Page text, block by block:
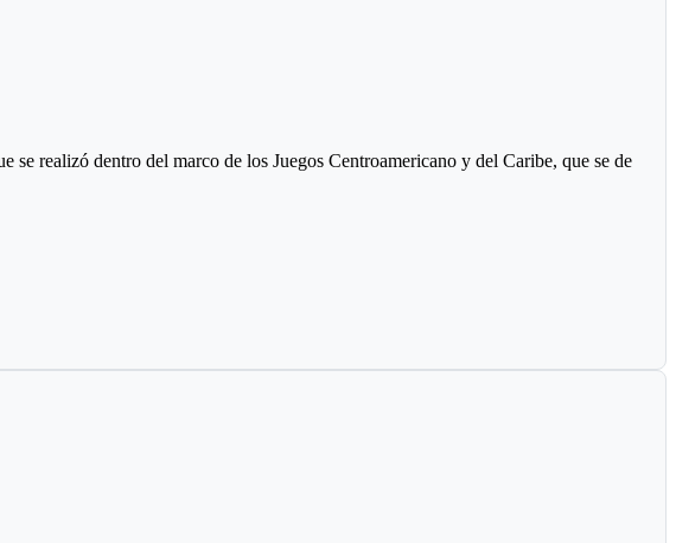
competirán en baloncesto, futbol, futbol de salón, futbol sala, en ambas
realizó dentro del marco de los Juegos Centroamericano y del Caribe, que se de